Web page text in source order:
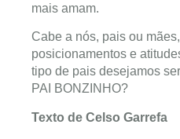
mais amam.
Cabe a nós, pais ou
posicionamentos e
tipo de pais desejamos
PAI BONZINHO?
Texto de Celso Garrefa